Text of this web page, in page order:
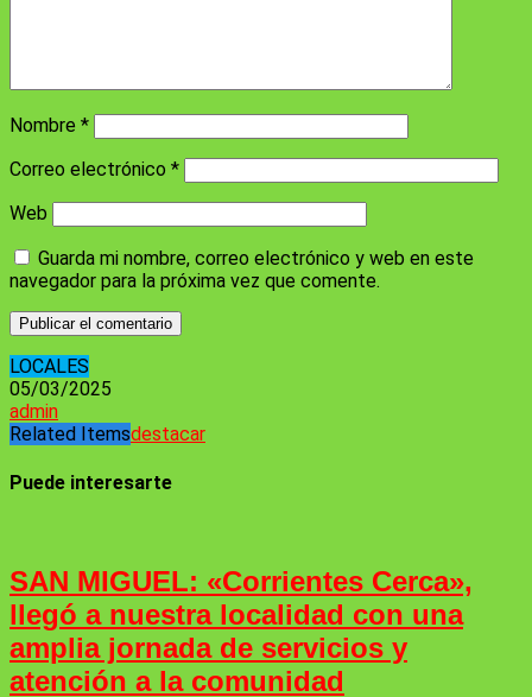
Nombre *
Correo electrónico *
Web
Guarda mi nombre, correo electrónico y web en este
navegador para la próxima vez que comente.
LOCALES
05/03/2025
admin
Related Itemsdestacar
Puede interesarte
SAN MIGUEL: «Corrientes Cerca»,
llegó a nuestra localidad con una
amplia jornada de servicios y
atención a la comunidad